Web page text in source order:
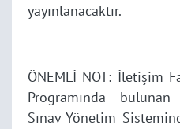
yayınlanacaktır.
ÖNEMLİ NOT: İletişim
Programında
Sınav Yönetim